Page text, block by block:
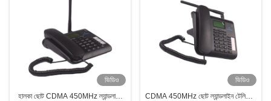
ভিডিও
হালকা ছোট CDMA 450MHz ল্যান্ডলাইন
ভিডিও
CDMA 450MHz ছোট ল্যান্ডলাইন টেলিফোন